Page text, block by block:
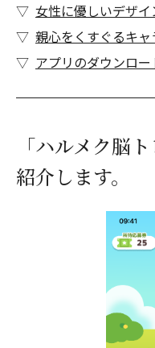
女性に優しいデザイ
親心をくすぐるキ
アプリのダウンロー
「ハルメク脳
紹介します。